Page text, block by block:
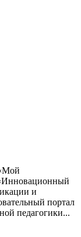
и
портал
педагогики...